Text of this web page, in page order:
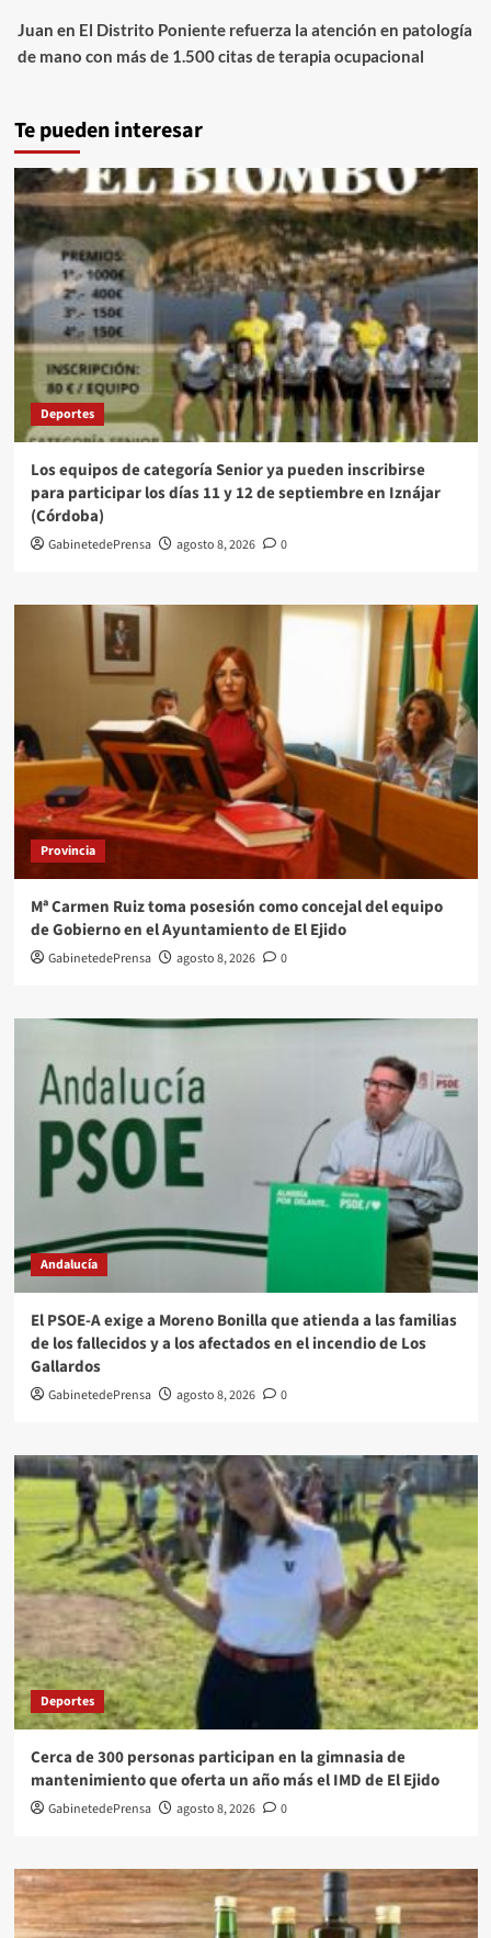
Juan en El Distrito Poniente refuerza la atención en patología
de mano con más de 1.500 citas de terapia ocupacional
Te pueden interesar
Deportes
Los equipos de categoría Senior ya pueden inscribirse
para participar los días 11 y 12 de septiembre en Iznájar
(Córdoba)
GabinetedePrensa agosto 8, 2026 0
Provincia
Mª Carmen Ruiz toma posesión como concejal del equipo
de Gobierno en el Ayuntamiento de El Ejido
GabinetedePrensa agosto 8, 2026 0
Andalucía
El PSOE-A exige a Moreno Bonilla que atienda a las familias
de los fallecidos y a los afectados en el incendio de Los
Gallardos
GabinetedePrensa agosto 8, 2026 0
Deportes
Cerca de 300 personas participan en la gimnasia de
mantenimiento que oferta un año más el IMD de El Ejido
GabinetedePrensa agosto 8, 2026 0